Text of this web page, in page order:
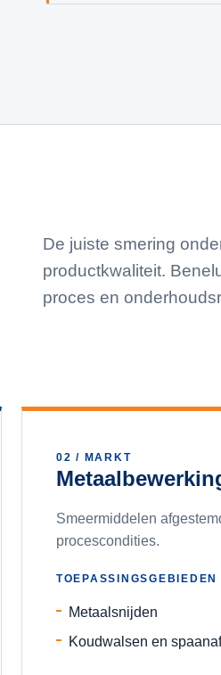
De juiste smering
productkwaliteit.
proces en
02 / MARKT
Smeermiddelen
procescondities.
TOEPASSINGSGEBIEDEN
Metaalsnijden
Koudwalsen en